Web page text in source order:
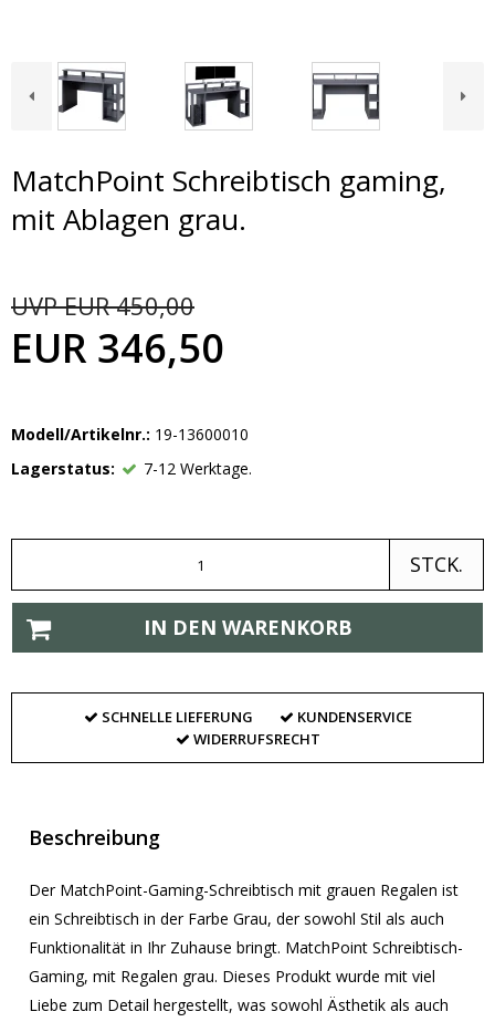
MatchPoint Schreibtisch gaming,
mit Ablagen grau.
EUR 346,50
UVP EUR 450,00
Modell/Artikelnr.: 19-13600010
Lagerstatus:
7-12 Werktage.
STCK.
IN DEN WARENKORB
SCHNELLE LIEFERUNG
KUNDENSERVICE
WIDERRUFSRECHT
Beschreibung
Der MatchPoint-Gaming-Schreibtisch mit grauen Regalen ist
ein Schreibtisch in der Farbe Grau, der sowohl Stil als auch
Funktionalität in Ihr Zuhause bringt. MatchPoint Schreibtisch-
Gaming, mit Regalen grau. Dieses Produkt wurde mit viel
Liebe zum Detail hergestellt, was sowohl Ästhetik als auch